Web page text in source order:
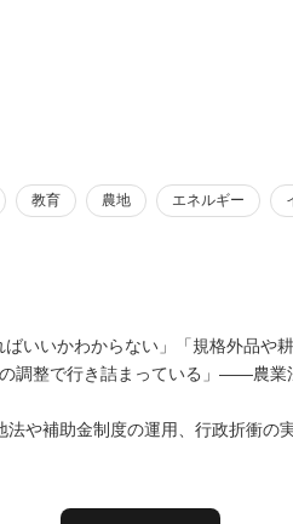
教育 農地 エネルギー
ばいいかわからない」「規格外品や
調整で行き詰まっている」——農
や補助金制度の運用、行政折衝の
合わせ、商品開発、ブランド構築
の開発・販路開拓、耕作放棄地を